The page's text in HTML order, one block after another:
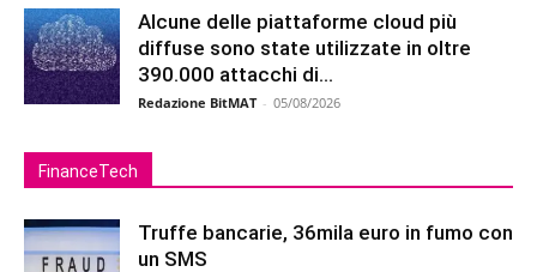
Alcune delle piattaforme cloud più
diffuse sono state utilizzate in oltre
390.000 attacchi di...
Redazione BitMAT - 05/08/2026
FinanceTech
Truffe bancarie, 36mila euro in fumo con
un SMS